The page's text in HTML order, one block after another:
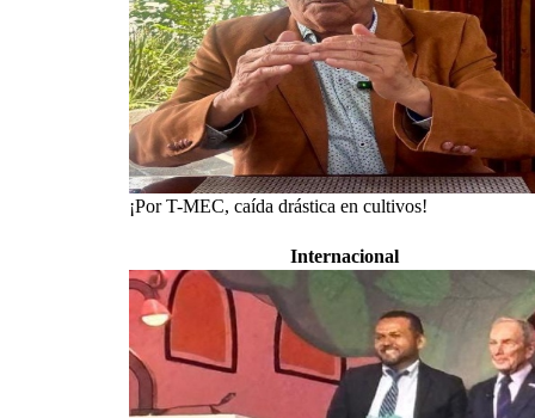
¡Por T-MEC, caída drástica en cultivos!
Internacional